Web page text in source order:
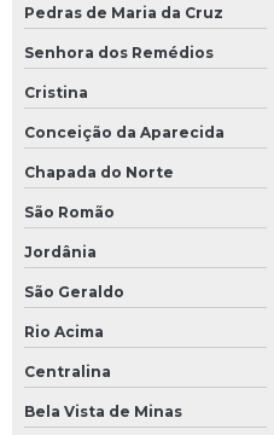
Pedras de Maria da Cruz
Senhora dos Remédios
Cristina
Conceição da Aparecida
Chapada do Norte
São Romão
Jordânia
São Geraldo
Rio Acima
Centralina
Bela Vista de Minas